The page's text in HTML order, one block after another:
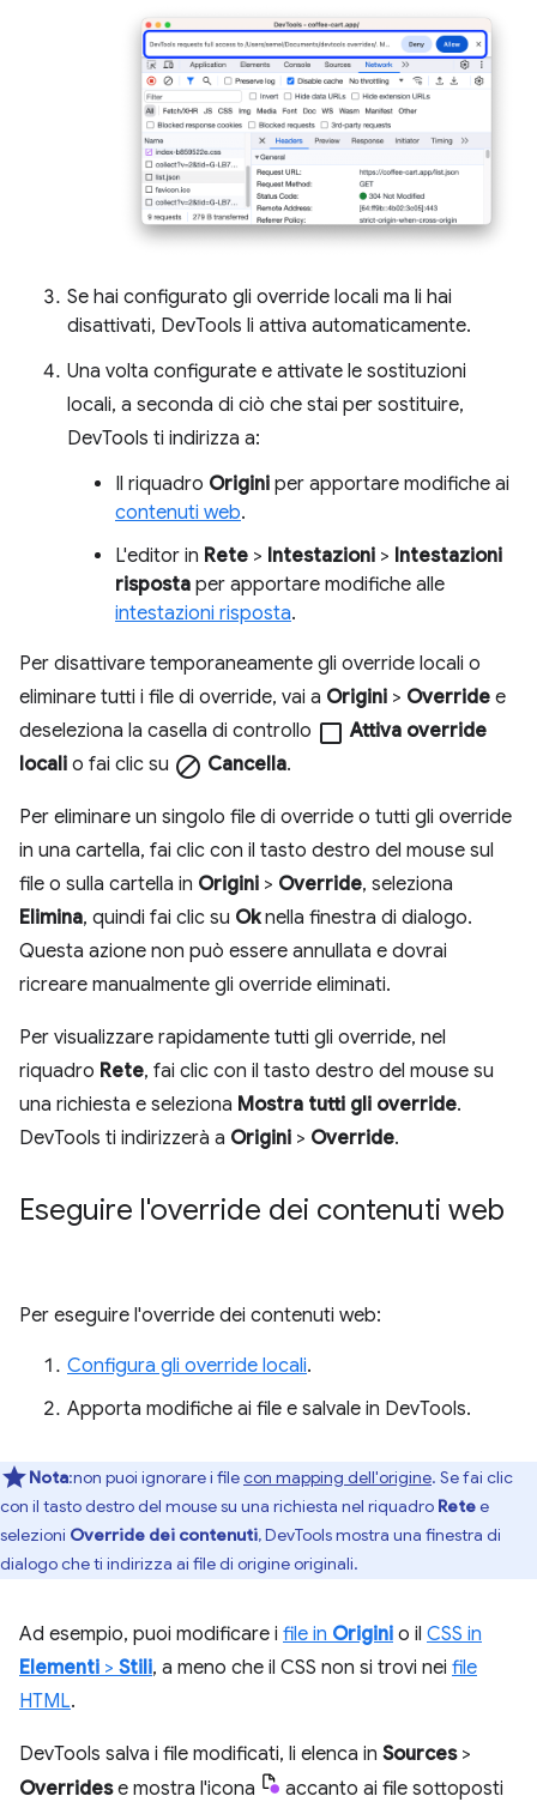
Se hai configurato gli override locali ma li hai
disattivati, DevTools li attiva automaticamente.
Una volta configurate e attivate le sostituzioni
locali, a seconda di ciò che stai per sostituire,
DevTools ti indirizza a:
Il riquadro Origini per apportare modifiche ai
contenuti web.
L'editor in Rete > Intestazioni > Intestazioni
risposta per apportare modifiche alle
intestazioni risposta.
Per disattivare temporaneamente gli override locali o
eliminare tutti i file di override, vai a Origini > Override e
deseleziona la casella di controllo check_box_outline_blank Attiva override
locali o fai clic su block Cancella.
Per eliminare un singolo file di override o tutti gli override
in una cartella, fai clic con il tasto destro del mouse sul
file o sulla cartella in Origini > Override, seleziona
Elimina, quindi fai clic su Oknella finestra di dialogo.
Questa azione non può essere annullata e dovrai
ricreare manualmente gli override eliminati.
Per visualizzare rapidamente tutti gli override, nel
riquadro Rete, fai clic con il tasto destro del mouse su
una richiesta e seleziona Mostra tutti gli override.
DevTools ti indirizzerà a Origini > Override.
Eseguire l'override dei contenuti web
Per eseguire l'override dei contenuti web:
Configura gli override locali.
Apporta modifiche ai file e salvale in DevTools.
Nota:non puoi ignorare i filecon mapping dell'origine. Se fai clic
con il tasto destro del mouse su una richiesta nel riquadro Retee
selezioni Override dei contenuti, DevTools mostra una finestra di
dialogo che ti indirizza ai file di origine originali.
Ad esempio, puoi modificare i file in Origini o il CSS in
Elementi > Stili, a meno che il CSS non si trovi nei file
HTML.
DevTools salva i file modificati, li elenca in Sources>
Overridese mostra l'icona
accanto ai file sottoposti